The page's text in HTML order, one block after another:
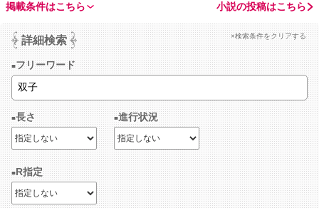
小説の投稿はこちら
掲載条件はこちら
詳細検索 ×検索条件をクリアする
フリーワード
長さ 進行状況
R指定